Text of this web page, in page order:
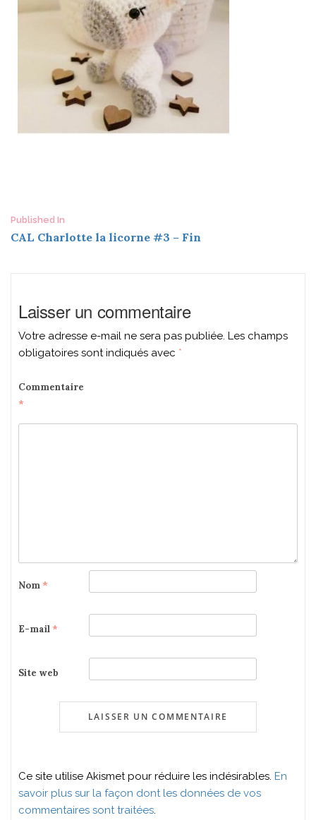
Post
Published In
CAL Charlotte la licorne #3 – Fin
Laisser un commentaire
Votre adresse e-mail ne sera pas publiée. Les champs
obligatoires sont indiqués avec *
Commentaire
*
Nom *
E-mail *
Site web
Ce site utilise Akismet pour réduire les indésirables. En
savoir plus sur la façon dont les données de vos
commentaires sont traitées.